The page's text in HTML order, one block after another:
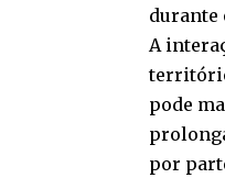
durante
A
pode
por